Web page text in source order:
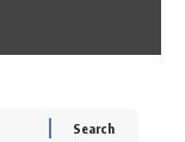
कच्चे लहसुन